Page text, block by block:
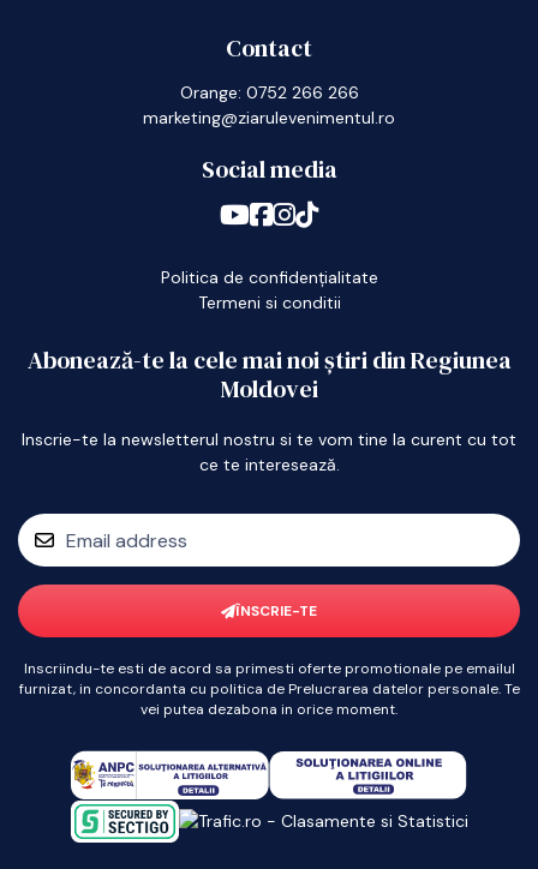
Contact
Orange: 0752 266 266
marketing@ziarulevenimentul.ro
Social media
Politica de confidențialitate
Termeni si conditii
Abonează-te la cele mai noi știri din Regiunea
Moldovei
Inscrie-te la newsletterul nostru si te vom tine la curent cu tot
ce te interesează.
ÎNSCRIE-TE
Inscriindu-te esti de acord sa primesti oferte promotionale pe emailul
furnizat, in concordanta cu politica de Prelucrarea datelor personale. Te
vei putea dezabona in orice moment.